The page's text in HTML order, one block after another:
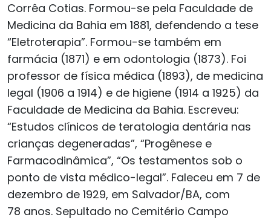
Corrêa Cotias. Formou-se pela Faculdade de
Medicina da Bahia em 1881, defendendo a tese
“Eletroterapia”. Formou-se também em
farmácia (1871) e em odontologia (1873). Foi
professor de física médica (1893), de medicina
legal (1906 a 1914) e de higiene (1914 a 1925) da
Faculdade de Medicina da Bahia. Escreveu:
“Estudos clínicos de teratologia dentária nas
crianças degeneradas”, “Progênese e
Farmacodinâmica”, “Os testamentos sob o
ponto de vista médico-legal”. Faleceu em 7 de
dezembro de 1929, em Salvador/BA, com
78 anos. Sepultado no Cemitério Campo